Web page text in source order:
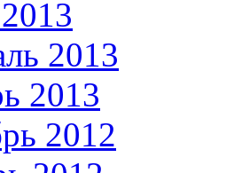
2013
2013
2012